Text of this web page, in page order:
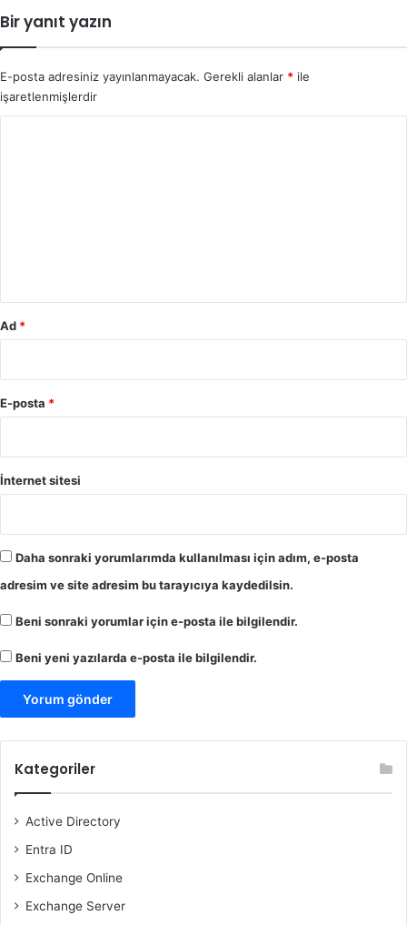
Bir yanıt yazın
E-posta adresiniz yayınlanmayacak. Gerekli alanlar * ile
işaretlenmişlerdir
Ad *
E-posta *
İnternet sitesi
Daha sonraki yorumlarımda kullanılması için adım, e-posta
adresim ve site adresim bu tarayıcıya kaydedilsin.
Beni sonraki yorumlar için e-posta ile bilgilendir.
Beni yeni yazılarda e-posta ile bilgilendir.
Kategoriler
Active Directory
Entra ID
Exchange Online
Exchange Server